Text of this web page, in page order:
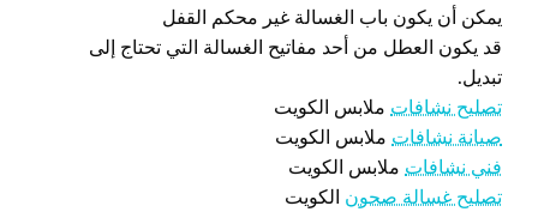
يمكن أن يكون باب الغسالة غير محكم القفل
قد يكون العطل من أحد مفاتيح الغسالة التي تحتاج إلى
تبديل.
تصليح نشافات ملابس الكويت
صيانة نشافات ملابس الكويت
فني نشافات ملابس الكويت
تصليح غسالة صحون الكويت